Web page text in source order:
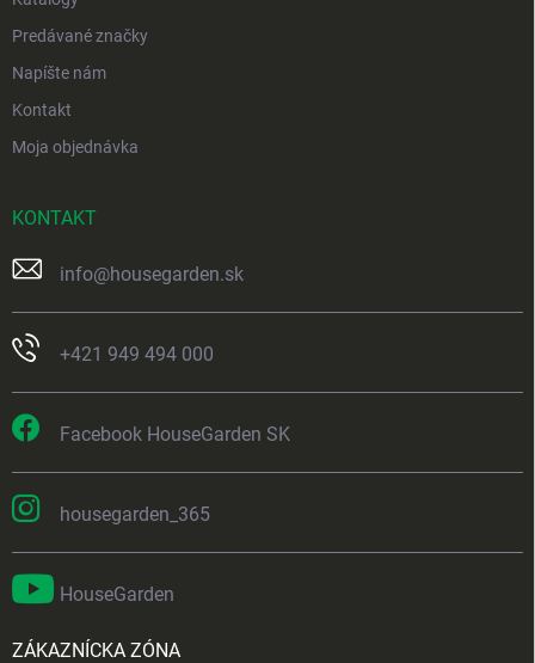
Predávané značky
Napíšte nám
Kontakt
Moja objednávka
KONTAKT
info@housegarden.sk
+421 949 494 000
Facebook HouseGarden SK
housegarden_365
HouseGarden
ZÁKAZNÍCKA ZÓNA